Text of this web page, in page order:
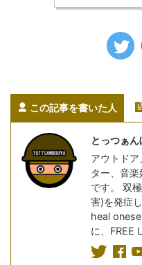
この記事を書いた人
とっつぁ
アウトド
ター、音
です。 双
害)を発症
heal
に、FREE